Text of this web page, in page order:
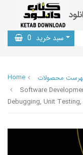
سبد خرید 0
Home
محصولات
Software
Debugging, Unit